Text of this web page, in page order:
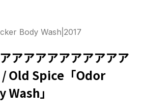
Body Wash 2017
アアアアアアアアアア
/ Old Spice「Odor
」